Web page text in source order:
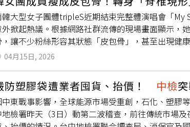
發生性行為。檢方強調，本案關鍵在於「是否取得
相關行為並非自願，並描述當時情況為被迫發生
防。對此，霍爾德否認指控，主張雙方行為屬於合
姦罪成立。法院指出，考量被告具備財務能力與國
創辦人之一，於2003年與朱利安鄧克頓（
之一。本案曝光後，引發外界對名人涉案與性侵案
James Holder）遭陪審團裁定強姦罪成立。（圖／
大型女子團體tripleS近期結束完整體演唱會「
外掀起熱議。根據網路社群流傳的現場畫面顯示，
，讓不少粉絲形容其狀態「皮包骨」，甚至出現健
一部分支持者對其外貌變化表達擔憂，認為短時
到演藝圈長期存在的飲食控制與進食障礙議題。另
她在訊息中強調，目前身體狀況良好，並表示「
。她同時透露，近期已完成包含體組成分析在內的
常」形容她的說法，采湲坦言感到困擾，並指出相
04月15日, 2026
防塑膠袋遭業者囤貨、抬價！ 中檢
中東戰事影響，全球能源市場受重創，石化、塑膠
地檢署昨天（3日）動第二波稽查，前往傳統市場